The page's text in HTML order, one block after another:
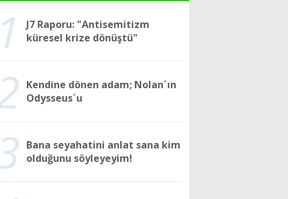
1
J7 Raporu: "Antisemitizm
küresel krize dönüştü"
Kendine dönen adam; Nolan´ın
Odysseus´u
Bana seyahatini anlat sana kim
olduğunu söyleyeyim!